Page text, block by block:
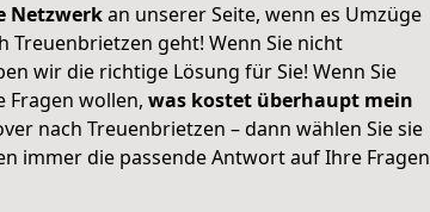
Netzwerkan unserer Seite, wenn es Umzüge
Treuenbrietzen geht! Wenn Sie nicht
wir die richtige Lösung für Sie! Wenn Sie
wollen, was kostet überhaupt mein
nach Treuenbrietzen – dann wählen Sie sie
immer die passende Antwort auf Ihre Fragen